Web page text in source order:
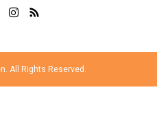
All Rights Reserved.